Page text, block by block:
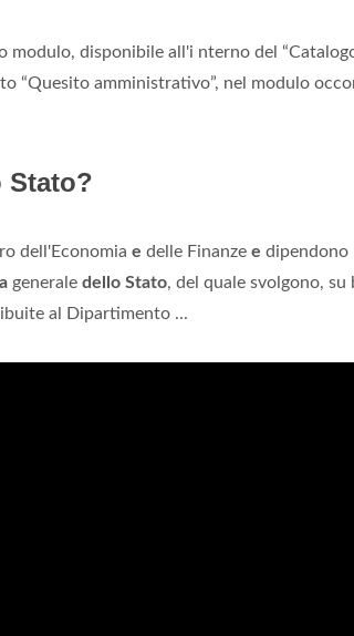
modulo, disponibile all'i nterno del
“Quesito amministrativo”, nel modulo
Stato?
dell'Economia e delle Finanze e dipendono
generale dello Stato, del quale svolgono, su
al Dipartimento ...